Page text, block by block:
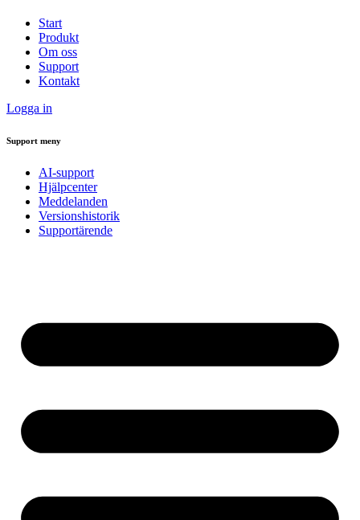
Start
Produkt
Om oss
Support
Kontakt
Logga in
Support meny
AI-support
Hjälpcenter
Meddelanden
Versionshistorik
Supportärende